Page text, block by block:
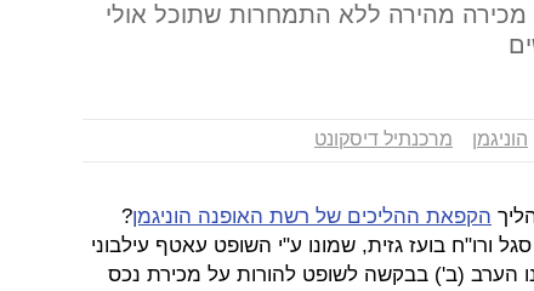
מהירה ללא התמחרות שתוכל אולי
הוניגמן מרכנתיל דיסקונט
הקפאת ההליכים של רשת האופנה הוניגמן?
ורו"ח בועז גזית, שמונו ע"י השופט עאטף עילבוני
הערב (ב') בבקשה לשופט להורות על מכירת נכס